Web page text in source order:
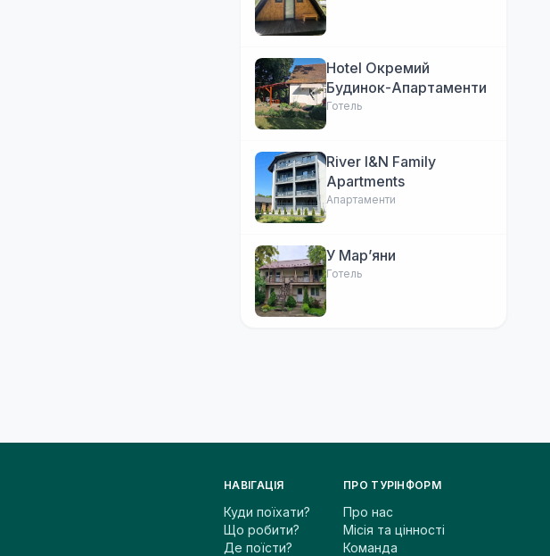
Hotel Окремий
Будинок-Апартаменти
Готель
River I&N Family
Apartments
Апартаменти
У Марʼяни
Готель
НАВІГАЦІЯ
Куди поїхати?
Що робити?
Де поїсти?
ПРО ТУРІНФОРМ
Про нас
Місія та цінності
Команда